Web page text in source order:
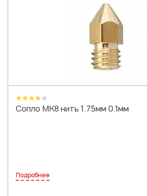
Сопло MK8 нить 1.75мм 0.1мм
Подробнее